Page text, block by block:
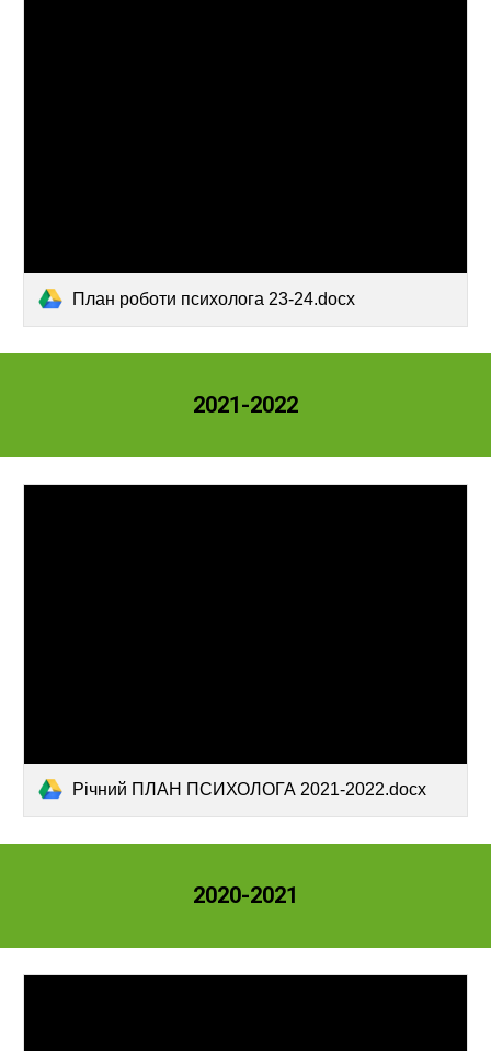
План роботи психолога 23-24.docx
2021-2022
Річний ПЛАН ПСИХОЛОГА 2021-2022.docx
2020-2021